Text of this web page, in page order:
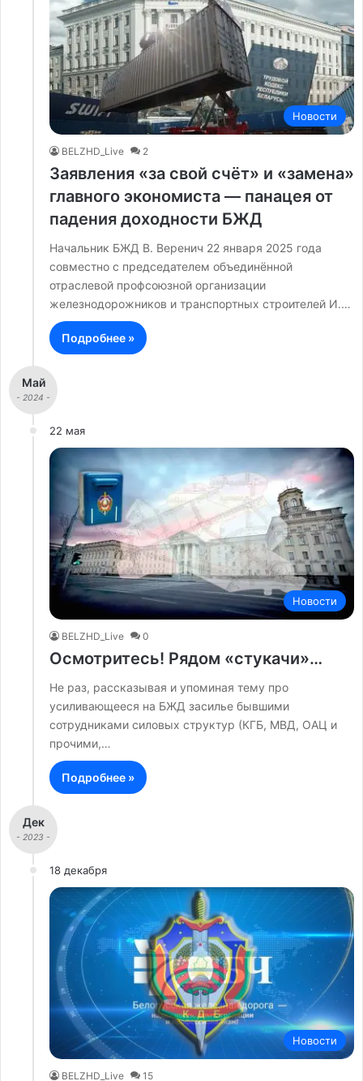
Новости
BELZHD_Live 2
Заявления «за свой счёт» и «замена»
главного экономиста — панацея от
падения доходности БЖД
Начальник БЖД В. Веренич 22 января 2025 года
совместно с председателем объединённой
отраслевой профсоюзной организации
железнодорожников и транспортных строителей И.…
Подробнее »
Май
- 2024 -
22 мая
Новости
BELZHD_Live 0
Осмотритесь! Рядом «стукачи»…
Не раз, рассказывая и упоминая тему про
усиливающееся на БЖД засилье бывшими
сотрудниками силовых структур (КГБ, МВД, ОАЦ и
прочими,…
Подробнее »
Дек
- 2023 -
18 декабря
Новости
BELZHD_Live 15